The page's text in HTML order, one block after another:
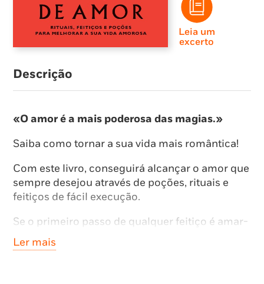
Leia um
excerto
Descrição
«O amor é a mais poderosa das magias.»
Saiba como tornar a sua vida mais romântica!
Com este livro, conseguirá alcançar o amor que
sempre desejou através de poções, rituais e
feitiços de fácil execução.
Se o primeiro passo de qualquer feitiço é amar-
se a si mesmo, este guia especial lança
preciosas dicas para aumentar o amor-próprio.
Ler mais